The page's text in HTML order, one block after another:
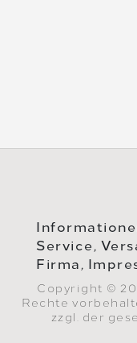
Service,
Firma,
Copyright ©
Rechte
zzgl. der